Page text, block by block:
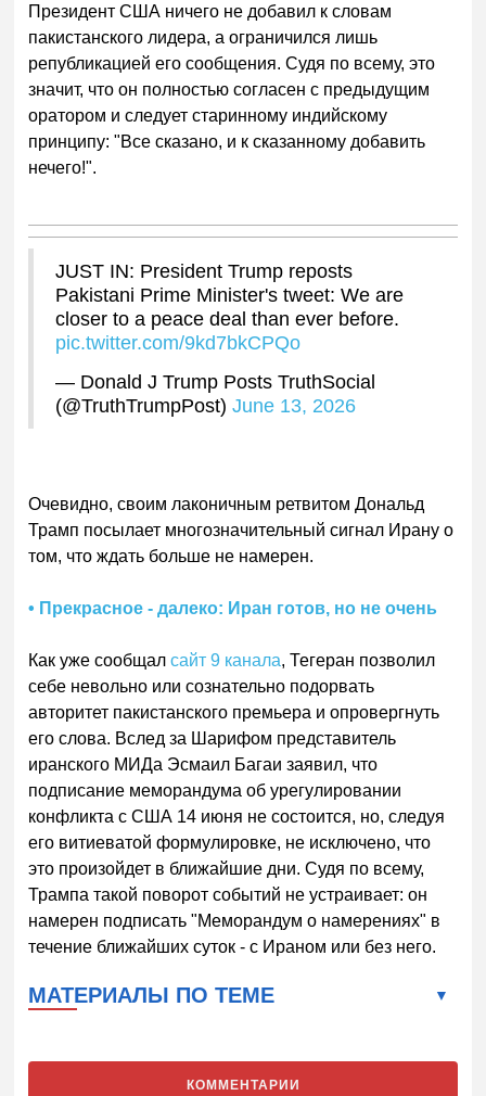
Президент США ничего не добавил к словам
пакистанского лидера, а ограничился лишь
републикацией его сообщения. Судя по всему, это
значит, что он полностью согласен с предыдущим
оратором и следует старинному индийскому
принципу: "Все сказано, и к сказанному добавить
нечего!".
JUST IN: President Trump reposts
Pakistani Prime Minister's tweet: We are
closer to a peace deal than ever before.
pic.twitter.com/9kd7bkCPQo
— Donald J Trump Posts TruthSocial
(@TruthTrumpPost)June 13, 2026
Очевидно, своим лаконичным ретвитом Дональд
Трамп посылает многозначительный сигнал Ирану о
том, что ждать больше не намерен.
• Прекрасное - далеко: Иран готов, но не очень
Как уже сообщалсайт 9 канала, Тегеран позволил
себе невольно или сознательно подорвать
авторитет пакистанского премьера и опровергнуть
его слова. Вслед за Шарифом представитель
иранского МИДа Эсмаил Багаи заявил, что
подписание меморандума об урегулировании
конфликта с США 14 июня не состоится, но, следуя
его витиеватой формулировке, не исключено, что
это произойдет в ближайшие дни. Судя по всему,
Трампа такой поворот событий не устраивает: он
намерен подписать "Меморандум о намерениях" в
течение ближайших суток - с Ираном или без него.
МАТЕРИАЛЫ ПО ТЕМЕ
КОММЕНТАРИИ